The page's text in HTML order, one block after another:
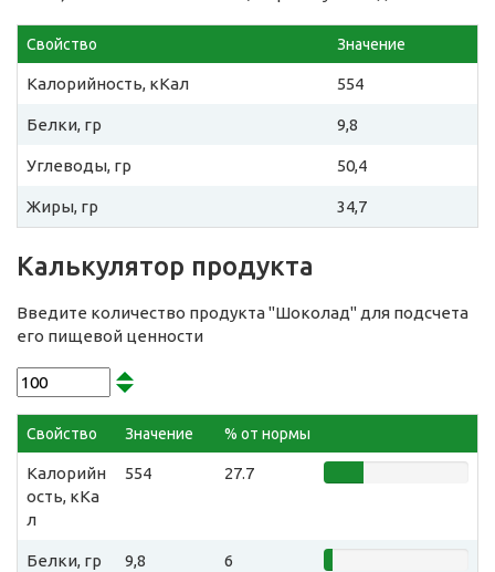
Свойство Значение
Калорийность, кКал 554
Белки, гр 9,8
Углеводы, гр 50,4
Жиры, гр 34,7
Калькулятор продукта
Введите количество продукта "Шоколад" для подсчета
его пищевой ценности
Свойство Значение % от нормы
Калорийн
ость, кКа
л
554 27.7
Белки, гр 9,8 6